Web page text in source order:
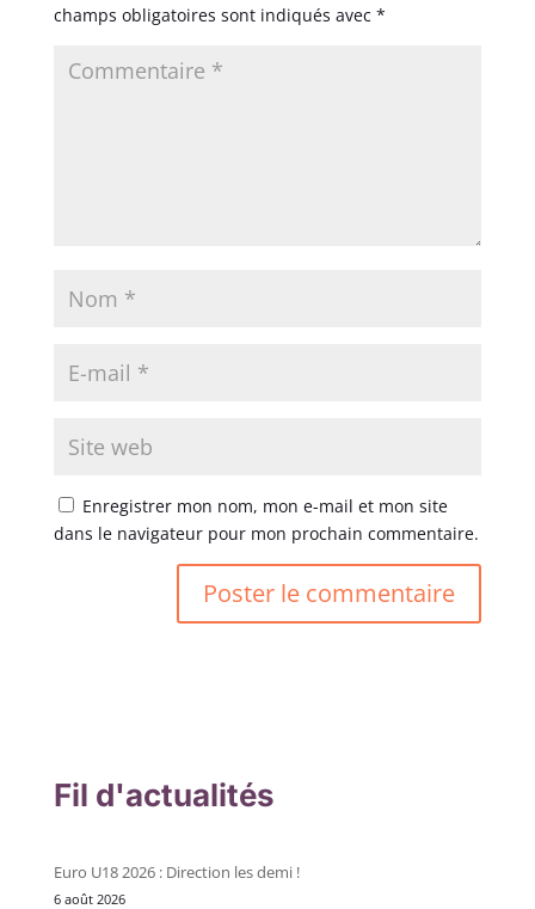
champs obligatoires sont indiqués avec *
Enregistrer mon nom, mon e-mail et mon site
dans le navigateur pour mon prochain commentaire.
Fil d'actualités
Euro U18 2026 : Direction les demi !
6 août 2026